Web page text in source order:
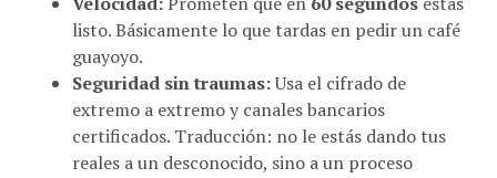
guayoyo.
Seguridad sin traumas:
extremo a extremo y canales bancarios
certificados. Traducción: no le estás dando tus
reales a un desconocido, sino a un proceso
automatizado que sí sabe lo que hace.